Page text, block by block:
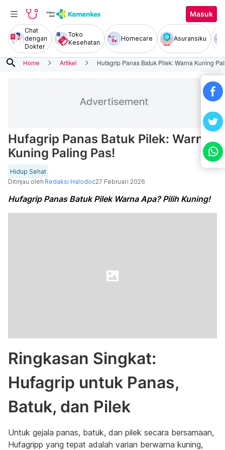
Masuk
Chat
dengan
Dokter
Toko
Kesehatan
Homecare Asuransiku
search Home Artikel Hufagrip Panas Batuk Pilek: Warna Kuning
Hufagrip Panas Batuk Pilek: Warna
Kuning Paling Pas!
Hidup Sehat
Ditinjau oleh Redaksi Halodoc27 Februari 2026
Hufagrip Panas Batuk Pilek Warna Apa? Pilih Kuning!
Ringkasan Singkat:
Hufagrip untuk Panas,
Batuk, dan Pilek
Untuk gejala panas, batuk, dan pilek secara bersamaan,
Hufagripp yang tepat adalah varian berwarna kuning,